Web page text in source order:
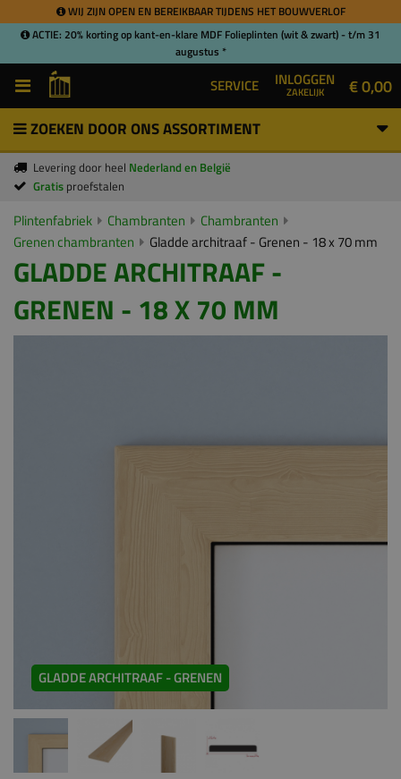
WIJ ZIJN OPEN EN BEREIKBAAR TIJDENS HET BOUWVERLOF
ACTIE: 20% korting op kant-en-klare MDF Folieplinten (wit & zwart) - t/m 31
augustus *
SERVICE INLOGGEN
ZAKELIJK € 0,00
ZOEKEN DOOR ONS ASSORTIMENT
Levering door heel Nederland en België
Gratis proefstalen
Plintenfabriek Chambranten
Chambranten
Grenen chambranten
Gladde architraaf - Grenen - 18 x 70 mm
GLADDE ARCHITRAAF -
GRENEN - 18 X 70 MM
GLADDE ARCHITRAAF - GRENEN